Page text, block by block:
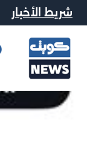
شريط الأخبار